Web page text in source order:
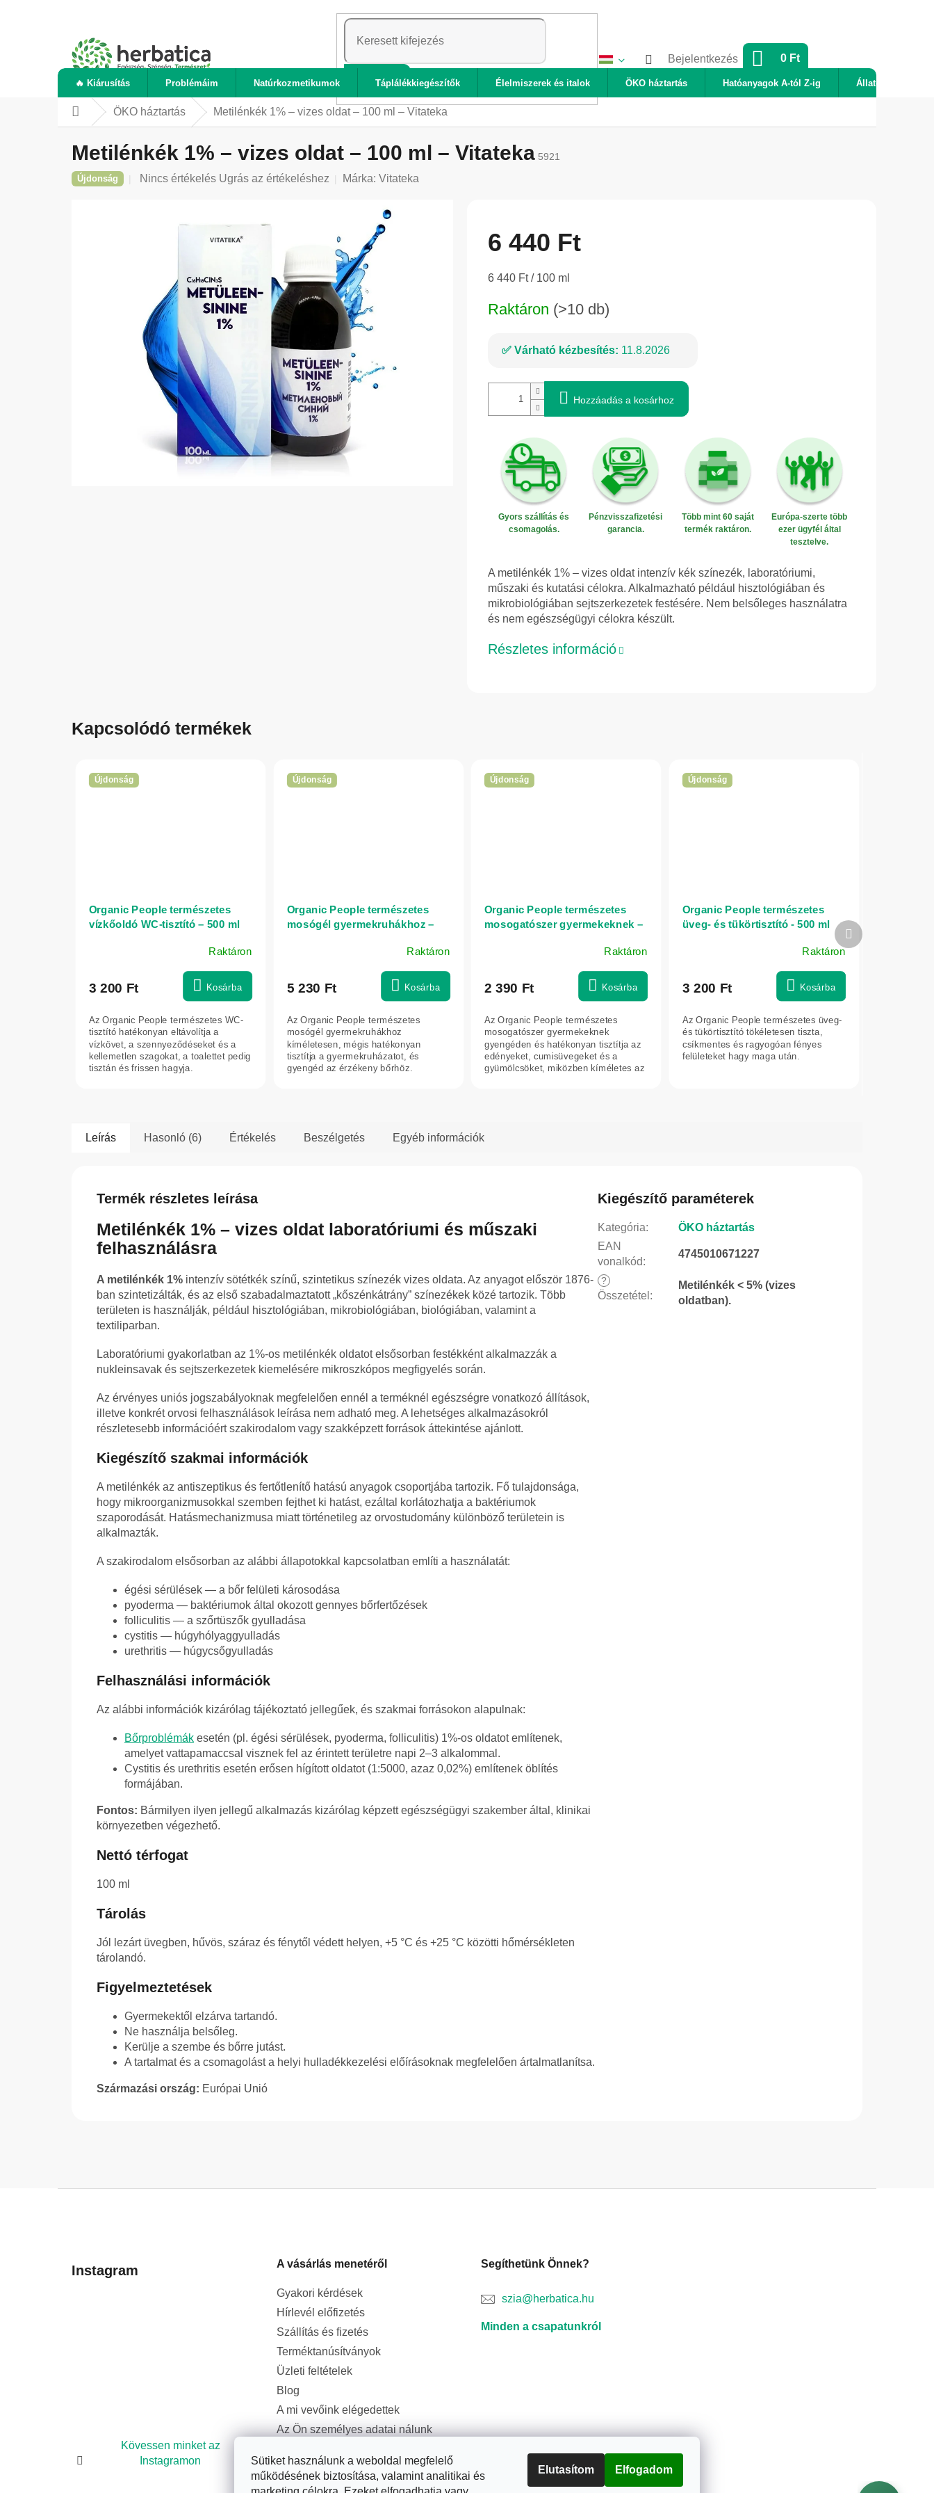
Sütiket használunk a weboldal megfelelő
működésének biztosítása, valamint analitikai és
Elutasítom Elfogadom
KERESÉS
Bejelentkezés KOSÁR
0 Ft
🔥 Kiárusítás Problémáim Natúrkozmetikumok Táplálékkiegészítők Élelmiszerek és italok ÖKO háztartás Hatóanyagok A-tól Z-ig Állatok
KezdőlapÖKO háztartás Metilénkék 1% – vizes oldat – 100 ml – Vitateka
Metilénkék 1% – vizes oldat – 100 ml – Vitateka 5921
Újdonság
A
értékelése
csillag.
Nincs értékelés Ugrás az értékeléshez Márka: Vitateka
6 440 Ft
Egységár:
6 440 Ft / 100 ml
Raktáron (>10 db)
Várható kézbesítés: 11.8.2026
Hozzáadás a kosárhoz
Gyors szállítás és
csomagolás.
Pénzvisszafizetési
garancia.
Több mint 60 saját
termék raktáron.
Európa-szerte több
ezer ügyfél által
tesztelve.
A metilénkék 1% – vizes oldat intenzív kék színezék, laboratóriumi,
műszaki és kutatási célokra. Alkalmazható például hisztológiában és
mikrobiológiában sejtszerkezetek festésére. Nem belsőleges használatra
és nem egészségügyi célokra készült.
Részletes információ
Kapcsolódó termékek
Újdonság
Organic People természetes
vízkőoldó WC-tisztító – 500 ml
Raktáron
3 200 Ft Kosárba
Az Organic People természetes WC-
tisztító hatékonyan eltávolítja a
vízkövet, a szennyeződéseket és a
kellemetlen szagokat, a toalettet pedig
tisztán és frissen hagyja.
Újdonság
Organic People természetes
mosógél gyermekruhákhoz –
Raktáron
5 230 Ft Kosárba
Az Organic People természetes
mosógél gyermekruhákhoz
kíméletesen, mégis hatékonyan
tisztítja a gyermekruházatot, és
gyengéd az érzékeny bőrhöz.
Újdonság
Organic People természetes
mosogatószer gyermekeknek –
Raktáron
2 390 Ft Kosárba
Az Organic People természetes
mosogatószer gyermekeknek
gyengéden és hatékonyan tisztítja az
edényeket, cumisüvegeket és a
gyümölcsöket, miközben kíméletes az
Újdonság
Organic People természetes
üveg- és tükörtisztító - 500 ml
Raktáron
3 200 Ft Kosárba
Az Organic People természetes üveg-
és tükörtisztító tökéletesen tiszta,
csíkmentes és ragyogóan fényes
felületeket hagy maga után.
Következő
termék
Leírás Hasonló (6) Értékelés Beszélgetés Egyéb információk
Termék részletes leírása
Metilénkék 1% – vizes oldat laboratóriumi és műszaki
felhasználásra
A metilénkék 1% intenzív sötétkék színű, szintetikus színezék vizes oldata. Az anyagot először 1876-
ban szintetizálták, és az első szabadalmaztatott „kőszénkátrány” színezékek közé tartozik. Több
területen is használják, például hisztológiában, mikrobiológiában, biológiában, valamint a
textiliparban.
Laboratóriumi gyakorlatban az 1%-os metilénkék oldatot elsősorban festékként alkalmazzák a
nukleinsavak és sejtszerkezetek kiemelésére mikroszkópos megfigyelés során.
Az érvényes uniós jogszabályoknak megfelelően ennél a terméknél egészségre vonatkozó állítások,
illetve konkrét orvosi felhasználások leírása nem adható meg. A lehetséges alkalmazásokról
részletesebb információért szakirodalom vagy szakképzett források áttekintése ajánlott.
Kiegészítő szakmai információk
A metilénkék az antiszeptikus és fertőtlenítő hatású anyagok csoportjába tartozik. Fő tulajdonsága,
hogy mikroorganizmusokkal szemben fejthet ki hatást, ezáltal korlátozhatja a baktériumok
szaporodását. Hatásmechanizmusa miatt történetileg az orvostudomány különböző területein is
alkalmazták.
A szakirodalom elsősorban az alábbi állapotokkal kapcsolatban említi a használatát:
égési sérülések — a bőr felületi károsodása
pyoderma — baktériumok által okozott gennyes bőrfertőzések
folliculitis — a szőrtüszők gyulladása
cystitis — húgyhólyaggyulladás
urethritis — húgycsőgyulladás
Felhasználási információk
Az alábbi információk kizárólag tájékoztató jellegűek, és szakmai forrásokon alapulnak:
Bőrproblémák esetén (pl. égési sérülések, pyoderma, folliculitis) 1%-os oldatot említenek,
amelyet vattapamaccsal visznek fel az érintett területre napi 2–3 alkalommal.
Cystitis és urethritis esetén erősen hígított oldatot (1:5000, azaz 0,02%) említenek öblítés
formájában.
Fontos: Bármilyen ilyen jellegű alkalmazás kizárólag képzett egészségügyi szakember által, klinikai
környezetben végezhető.
Nettó térfogat
100 ml
Tárolás
Jól lezárt üvegben, hűvös, száraz és fénytől védett helyen, +5 °C és +25 °C közötti hőmérsékleten
tárolandó.
Figyelmeztetések
Gyermekektől elzárva tartandó.
Ne használja belsőleg.
Kerülje a szembe és bőrre jutást.
A tartalmat és a csomagolást a helyi hulladékkezelési előírásoknak megfelelően ártalmatlanítsa.
Származási ország: Európai Unió
Kiegészítő paraméterek
Kategória:
ÖKO háztartás
EAN
vonalkód:
4745010671227
?
Összetétel :
Metilénkék < 5% (vizes
oldatban).
Instagram
Kövessen minket az
Instagramon
A vásárlás menetéről
Gyakori kérdések
Hírlevél előfizetés
Szállítás és fizetés
Terméktanúsítványok
Üzleti feltételek
Blog
A mi vevőink elégedettek
Az Ön személyes adatai nálunk
Segíthetünk Önnek?
szia@herbatica.hu
Minden a csapatunkról